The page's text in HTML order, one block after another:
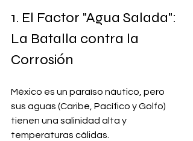
1. El Factor "Agua Salada":
La Batalla contra la
Corrosión
México es un paraíso náutico, pero
sus aguas (Caribe, Pacífico y Golfo)
tienen una salinidad alta y
temperaturas cálidas.